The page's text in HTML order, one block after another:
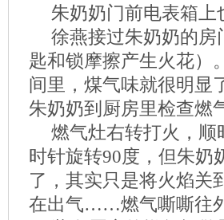
朱奶奶门前电表箱上
徐燕接过朱奶奶的
匙和锁摩擦产生火花）
间里，煤气味就很明显
朱奶奶到厨房里检查燃
燃气灶右转打火，顺
时针旋转90度，但朱奶
了，其实只是将火焰关
在出气……燃气嘶嘶往